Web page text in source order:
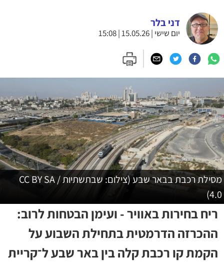
דני בלר
יום שישי | 15.05.26 | 15:08
מסילת רכבת בבאר שבע (צילום: שבתשתיות / CC BY SA
4.0)
ריח בחירות באוויר - ועימן הבטחות לרוב:
ההכרזה הדרמטית בתחילת השבוע על
הקמת קו רכבת קלה בין באר שבע ל־קריית